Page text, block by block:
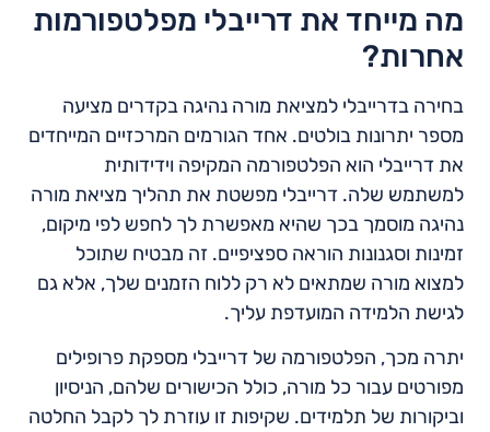
מה מייחד את דרייבלי מפלטפורמות
אחרות?
בחירה בדרייבלי למציאת מורה נהיגה בקדרים מציעה
מספר יתרונות בולטים. אחד הגורמים המרכזיים המייחדים
את דרייבלי הוא הפלטפורמה המקיפה וידידותית
למשתמש שלה. דרייבלי מפשטת את תהליך מציאת מורה
נהיגה מוסמך בכך שהיא מאפשרת לך לחפש לפי מיקום,
זמינות וסגנונות הוראה ספציפיים. זה מבטיח שתוכל
למצוא מורה שמתאים לא רק ללוח הזמנים שלך, אלא גם
לגישת הלמידה המועדפת עליך.
יתרה מכך, הפלטפורמה של דרייבלי מספקת פרופילים
מפורטים עבור כל מורה, כולל הכישורים שלהם, הניסיון
וביקורות של תלמידים. שקיפות זו עוזרת לך לקבל החלטה